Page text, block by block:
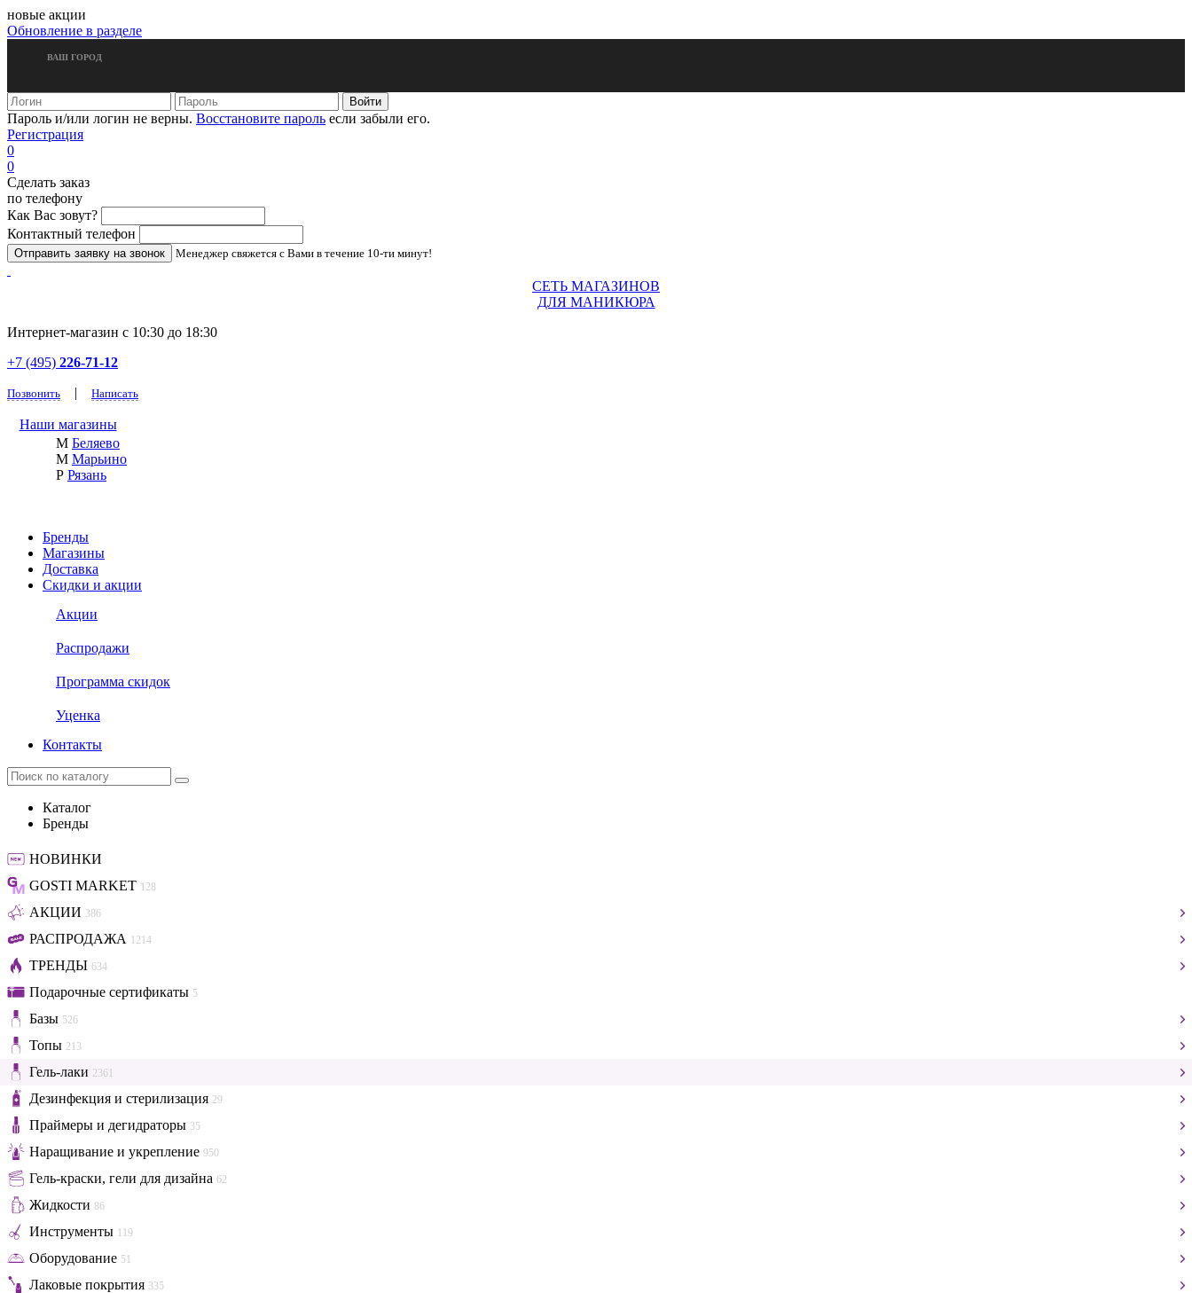
новые акции
Обновление в разделе
ВАШ ГОРОД
Пароль и/или логин не верны. Восстановите пароль если забыли его.
Регистрация
0
0
Сделать заказ
по телефону
Как Вас зовут?
Контактный телефон
Менеджер свяжется с Вами в течение 10-ти минут!
СЕТЬ МАГАЗИНОВ
ДЛЯ МАНИКЮРА
Интернет-магазин с 10:30 до 18:30
+7 (495) 226-71-12
Позвонить | Написать
Наши магазины
М Беляево
М Марьино
Р Рязань
Бренды
Магазины
Доставка
Скидки и акции
Акции
Распродажи
Программа скидок
Уценка
Контакты
Каталог
Бренды
НОВИНКИ
GOSTI MARKET 128
АКЦИИ 386
РАСПРОДАЖА 1214
ТРЕНДЫ 634
Подарочные сертификаты 5
Базы 526
Топы 213
Гель-лаки 2361
Дезинфекция и стерилизация 29
Праймеры и дегидраторы 35
Наращивание и укрепление 950
Гель-краски, гели для дизайна 62
Жидкости 86
Инструменты 119
Оборудование 51
Лаковые покрытия 335